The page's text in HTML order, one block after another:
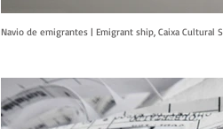
Navio de emigrantes | Emigrant ship, Caixa Cultural